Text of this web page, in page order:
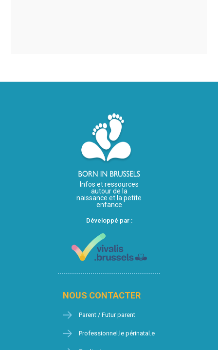
Infos et ressources
autour de la
naissance et la petite
enfance
Développé par :
NOUS CONTACTER
Parent / Futur parent
Professionnel.le périnatal.e